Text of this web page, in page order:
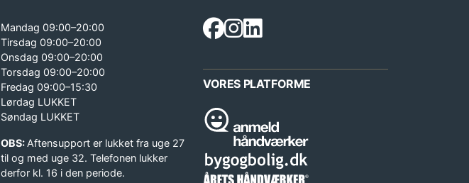
Mandag 09:00–20:00
Tirsdag 09:00–20:00
Onsdag 09:00–20:00
Torsdag 09:00–20:00
Fredag 09:00–15:30
Lørdag LUKKET
Søndag LUKKET
OBS:Aftensupport er lukket fra uge 27
til og med uge 32. Telefonen lukker
derfor kl. 16 i den periode.
VORES PLATFORME